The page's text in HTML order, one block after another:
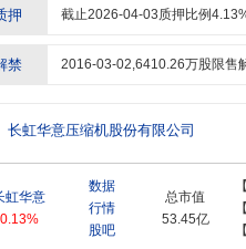
华意)、“JIAXIPERA”(加西贝拉)、
第一。海尔、海容、美菱、惠而浦、博
来发展增添了新动力。公司拥有国家级
境署“示范项目贡献奖”、国家“制造业
”、“全国机械工业先进集体”、全国“安
业”、“中国驰名商标”、“中国名牌”、
押 截止2026-04-03质押比例4.13
禁 2016-03-02,6410.26万股限售
长虹华意压缩机股份有限公司
虹华意
0.13%
数据
行情
股吧
总市值
53.45亿